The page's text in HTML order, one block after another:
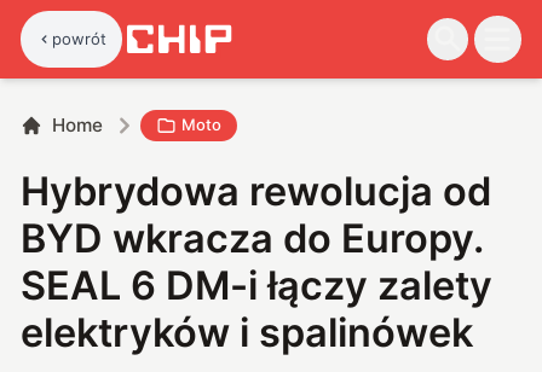
powrót
Home Moto
Hybrydowa rewolucja od
BYD wkracza do Europy.
SEAL 6 DM-i łączy zalety
elektryków i spalinówek